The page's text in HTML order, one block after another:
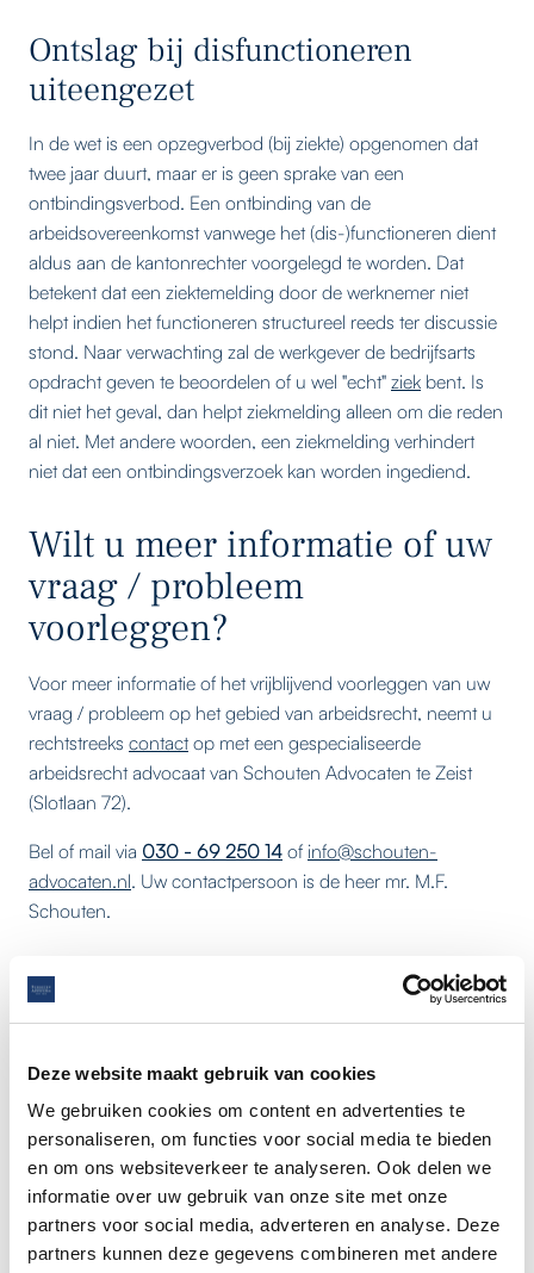
Deze website maakt gebruik van cookies
We gebruiken cookies om content en advertenties te
personaliseren, om functies voor social media te bieden
en om ons websiteverkeer te analyseren. Ook delen we
informatie over uw gebruik van onze site met onze
partners voor social media, adverteren en analyse. Deze
partners kunnen deze gegevens combineren met andere
Ontslag bij disfunctioneren
uiteengezet
In de wet is een opzegverbod (bij ziekte) opgenomen dat
twee jaar duurt, maar er is geen sprake van een
ontbindingsverbod. Een ontbinding van de
arbeidsovereenkomst vanwege het (dis-)functioneren dient
aldus aan de kantonrechter voorgelegd te worden. Dat
betekent dat een ziektemelding door de werknemer niet
helpt indien het functioneren structureel reeds ter discussie
stond. Naar verwachting zal de werkgever de bedrijfsarts
opdracht geven te beoordelen of u wel "echt" ziek bent. Is
dit niet het geval, dan helpt ziekmelding alleen om die reden
al niet. Met andere woorden, een ziekmelding verhindert
niet dat een ontbindingsverzoek kan worden ingediend.
Wilt u meer informatie of uw
vraag / probleem
voorleggen?
Voor meer informatie of het vrijblijvend voorleggen van uw
vraag / probleem op het gebied van arbeidsrecht, neemt u
rechtstreeks contactop met een gespecialiseerde
arbeidsrecht advocaat van Schouten Advocaten te Zeist
(Slotlaan 72).
Bel of mail via 030 - 69 250 14 of info@schouten-
advocaten.nl. Uw contactpersoon is de heer mr. M.F.
Schouten.
Kunnen wij u helpen?
een gratis probleemanalyse.
Kantoor Zeist
Slotlaan 70-72, 3701 GP ZEIST (UTRECHT)030 - 69 250
14 info@schouten-advocaten.nl